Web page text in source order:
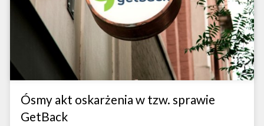
Ósmy akt oskarżenia w tzw. sprawie
GetBack